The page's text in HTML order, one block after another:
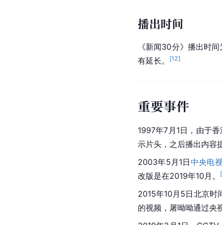
播出时间
《新闻30分》播出时
有延长。
[12]
重要事件
1997年7月1日，由于香
示片头，之后播出内容
2003年5月1日中央电
改版是在2019年10月。
[
2015年10月5日北京时
的视频，屠呦呦通过央